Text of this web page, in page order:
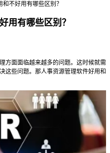
不好用有哪些区别？
用有哪些区别？
方面面临越来越多的问题。这时候就需
这些问题。那人事资源管理软件好用和